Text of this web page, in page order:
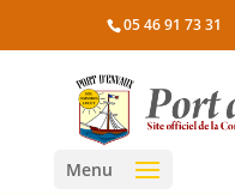
05 46 91 73 31
Menu